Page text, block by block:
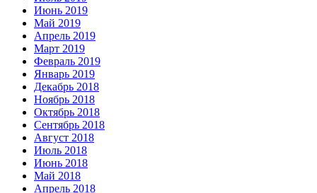
Июнь 2019
Май 2019
Апрель 2019
Март 2019
Февраль 2019
Январь 2019
Декабрь 2018
Ноябрь 2018
Октябрь 2018
Сентябрь 2018
Август 2018
Июль 2018
Июнь 2018
Май 2018
Апрель 2018